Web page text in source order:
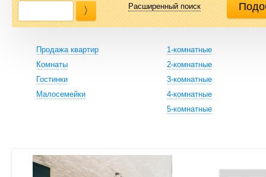
Расширенный поиск
Продажа квартир
Комнаты
Гостинки
Малосемейки
1-комнатные
2-комнатные
3-комнатные
4-комнатные
5-комнатные